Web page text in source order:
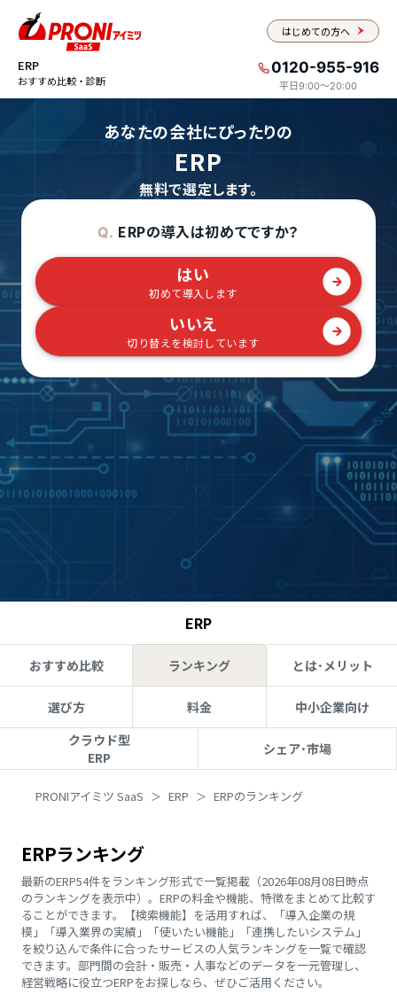
はじめての方へ
ERP
おすすめ比較・診断
0120-955-916
平日9:00〜20:00
あなたの会社にぴったりの
ERP
無料で選定します。
Q. ERPの導入は初めてですか？
はい
初めて導入します
いいえ
切り替えを検討しています
ERP
おすすめ比較 ランキング とは･メリット
選び方 料金
中小企業向け
クラウド型
ERP
シェア･市場
PRONIアイミツ SaaS ERP ERPのランキング
ERPランキング
最新のERP54件をランキング形式で一覧掲載（2026年08月08日時点
のランキングを表示中）。ERPの料金や機能、特徴をまとめて比較す
ることができます。【検索機能】を活用すれば、「導入企業の規
模」「導入業界の実績」「使いたい機能」「連携したいシステム」
を絞り込んで条件に合ったサービスの人気ランキングを一覧で確認
できます。部門間の会計・販売・人事などのデータを一元管理し、
経営戦略に役立つERPをお探しなら、ぜひご活用ください。